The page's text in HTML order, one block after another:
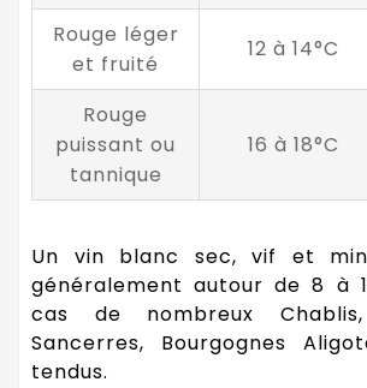
Rouge léger
et fruité
12 à 14°C
Rouge
puissant ou
tannique
16 à 18°C
Un vin blanc sec, vif et
généralement autour de 8 à
cas de nombreux Chablis,
Sancerres, Bourgognes
tendus.